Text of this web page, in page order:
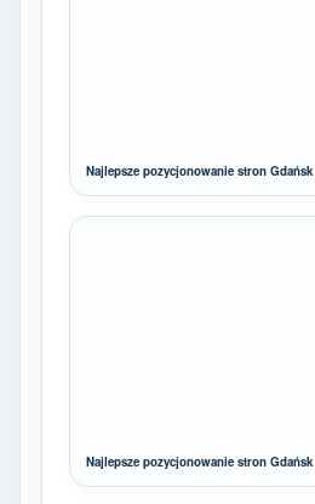
Najlepsze pozycjonowanie stron Gdańsk
Najlepsze pozycjonowanie stron Gdańsk